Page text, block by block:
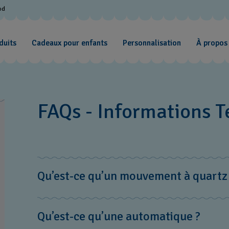
Cadeaux pour enfants Personnalisation À
FAQs - Informations
Qu’est-ce qu’un mouvement à quartz
mouvement à quartz, sauf nos montres Automatic
Qu’est-ce qu’une automatique ?